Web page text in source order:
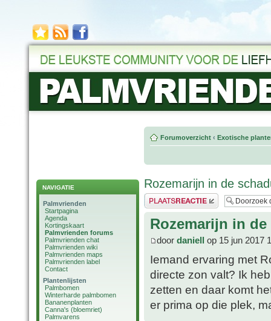
NAVIGATIE
Palmvrienden
Startpagina
Agenda
Kortingskaart
Palmvrienden forums
Palmvrienden chat
Palmvrienden wiki
Palmvrienden maps
Palmvrienden label
Contact
Plantenlijsten
Palmbomen
Winterharde palmbomen
Bananenplanten
Canna's (bloemriet)
Palmvarens
Forumoverzicht ‹ Exotische
Rozemarijn in de
Plaats een reactie
Rozemarijn in
door daniell op 15 jun 2017
Iemand ervaring met
directe zon valt? Ik
zetten en daar komt
er prima op die plek,